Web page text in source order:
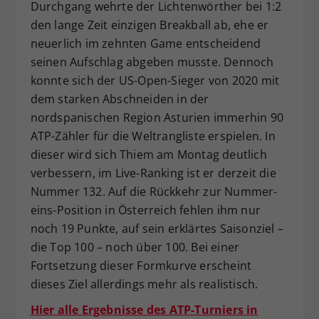
Durchgang wehrte der Lichtenwörther bei 1:2
den lange Zeit einzigen Breakball ab, ehe er
neuerlich im zehnten Game entscheidend
seinen Aufschlag abgeben musste. Dennoch
konnte sich der US-Open-Sieger von 2020 mit
dem starken Abschneiden in der
nordspanischen Region Asturien immerhin 90
ATP-Zähler für die Weltrangliste erspielen. In
dieser wird sich Thiem am Montag deutlich
verbessern, im Live-Ranking ist er derzeit die
Nummer 132. Auf die Rückkehr zur Nummer-
eins-Position in Österreich fehlen ihm nur
noch 19 Punkte, auf sein erklärtes Saisonziel –
die Top 100 – noch über 100. Bei einer
Fortsetzung dieser Formkurve erscheint
dieses Ziel allerdings mehr als realistisch.
Hier alle Ergebnisse des ATP-Turniers in